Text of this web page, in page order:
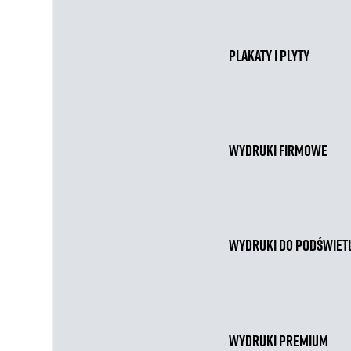
Plakaty i plyty
Wydruki firmowe
Wydruki do
Wydruki premium